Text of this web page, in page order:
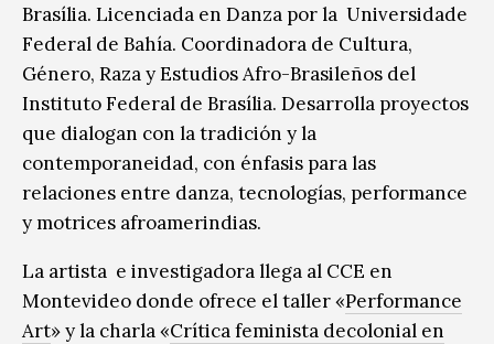
Brasília. Licenciada en Danza por la Universidade
Federal de Bahía. Coordinadora de Cultura,
Género, Raza y Estudios Afro-Brasileños del
Instituto Federal de Brasília. Desarrolla proyectos
que dialogan con la tradición y la
contemporaneidad, con énfasis para las
relaciones entre danza, tecnologías, performance
y motrices afroamerindias.
La artista e investigadora llega al CCE en
Montevideo donde ofrece el taller «Performance
Art» y la charla «Crítica feminista decolonial en